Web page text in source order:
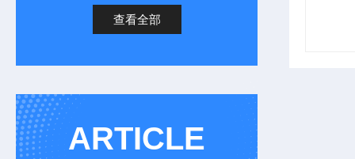
查看全部
ARTICLE